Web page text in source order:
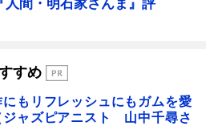
人間・明石家さんま』評
すめ
にもリフレッシュにもガムを愛
ジャズピアニスト 山中千尋さ